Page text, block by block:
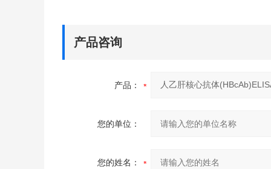
产品咨询
产品：
您的单位：
您的姓名：